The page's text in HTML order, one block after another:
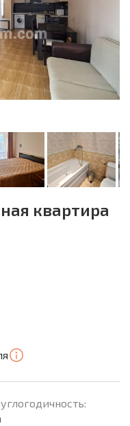
квартира